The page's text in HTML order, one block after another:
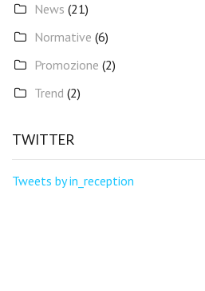
News (21)
Normative (6)
Promozione (2)
Trend (2)
TWITTER
Tweets by in_reception